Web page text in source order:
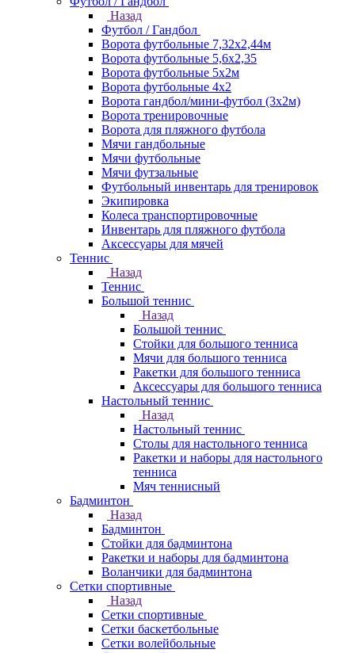
Назад
Футбол / Гандбол
Ворота футбольные 7,32х2,44м
Ворота футбольные 5,6х2,35
Ворота футбольные 5х2м
Ворота футбольные 4х2
Ворота гандбол/мини-футбол (3х2м)
Ворота тренировочные
Ворота для пляжного футбола
Мячи гандбольные
Мячи футбольные
Мячи футзальные
Футбольный инвентарь для тренировок
Экипировка
Колеса транспортировочные
Инвентарь для пляжного футбола
Аксессуары для мячей
Теннис
Назад
Теннис
Большой теннис
Назад
Большой теннис
Стойки для большого тенниса
Мячи для большого тенниса
Ракетки для большого тенниса
Аксессуары для большого тенниса
Настольный теннис
Назад
Настольный теннис
Столы для настольного тенниса
Ракетки и наборы для настольного
тенниса
Мяч теннисный
Бадминтон
Назад
Бадминтон
Стойки для бадминтона
Ракетки и наборы для бадминтона
Воланчики для бадминтона
Сетки спортивные
Назад
Сетки спортивные
Сетки баскетбольные
Сетки волейбольные